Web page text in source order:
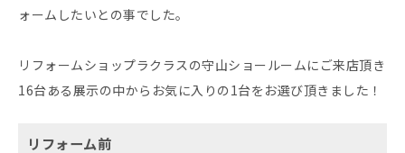
ォームしたいとの事でした。
リフォームショップラクラスの守山ショールームにご来店頂き
16台ある展示の中からお気に入りの1台をお選び頂きました！
リフォーム前